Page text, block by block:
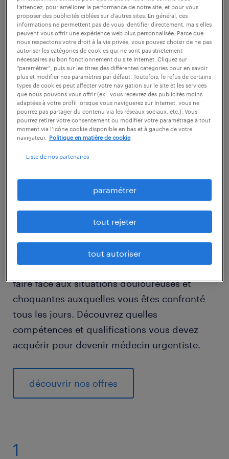
infirmière d'accueil et d'orientation (IAO), il
est ensuite dirigé vers le médecin urgentiste,
qui l'examine avant de décider de la nature
des soins à apporter et d'un éventuel
transfert. Le praticien vérifie les constantes
vitales (pouls, tension artérielle…) puis
oriente le patient vers les services
ambulatoires adéquats ou en pré-
hospitalisation. Dans de nombreux cas, le
d'un confrère spécialisé (cardiologue, ORL,
nature des maux dont souffre le patient.
Le travail de médecin urgentiste correspond
froid, essentiels pour que la prise de décision
soit rapide et opportune. En outre, vous savez
faire face aux situations douloureuses et
choquantes auxquelles vous êtes confronté
tous les jours. Découvrez quelles
compétences et qualifications vous devez
acquérir pour devenir médecin urgentiste.
découvrir nos offres
1
l’attendez, pour améliorer la performance de notre site, et pour vous
proposer des publicités ciblées sur d’autres sites. En général, ces
informations ne permettent pas de vous identifier directement, mais elles
peuvent vous offrir une expérience web plus personnalisée. Parce que
nous respectons votre droit à la vie privée, vous pouvez choisir de ne pas
autoriser les catégories de cookies qui ne sont pas strictement
nécessaires au bon fonctionnement du site Internet. Cliquez sur
“paramétrer”, puis sur les titres des différentes catégories pour en savoir
plus et modifier nos paramètres par défaut. Toutefois, le refus de certains
types de cookies peut affecter votre navigation sur le site et les services
que nous pouvons vous offrir (ex : vous recevrez des publicités moins
adaptées à votre profil lorsque vous naviguerez sur Internet, vous ne
pourrez pas partager du contenu via les réseaux sociaux, etc.). Vous
pourrez retirer votre consentement ou modifier votre paramétrage à tout
moment via l’icône cookie disponible en bas et à gauche de votre
navigateur. Politique en matière de cookie
Liste de nos partenaires
paramétrer
tout rejeter
tout autoriser